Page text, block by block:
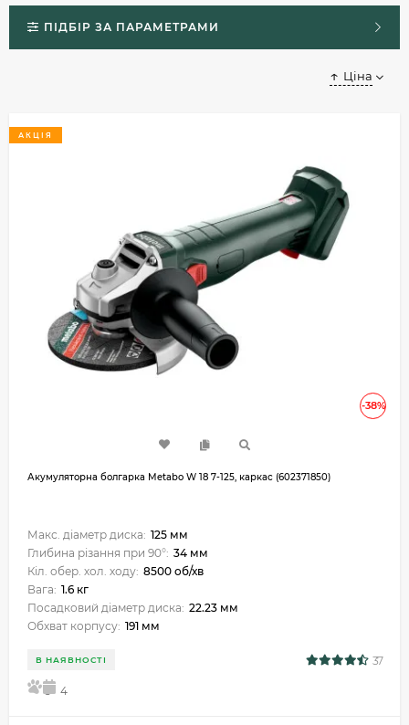
ПІДБІР ЗА ПАРАМЕТРАМИ
Ціна
-38%
АКЦІЯ
Акумуляторна болгарка Metabo W 18 7-125, каркас (602371850)
Макс. діаметр диска: 125 мм
Глибина різання при 90°: 34 мм
Кіл. обер. хол. ходу: 8500 об/хв
Вага: 1.6 кг
Посадковий діаметр диска: 22.23 мм
Обхват корпусу: 191 мм
В НАЯВНОСТІ 37
5 4